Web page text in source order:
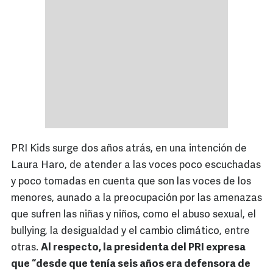
PRI Kids surge dos años atrás, en una intención de
Laura Haro, de atender a las voces poco escuchadas
y poco tomadas en cuenta que son las voces de los
menores, aunado a la preocupación por las amenazas
que sufren las niñas y niños, como el abuso sexual, el
bullying, la desigualdad y el cambio climático, entre
otras. Al respecto, la presidenta del PRI expresa
que “desde que tenía seis años era defensora de